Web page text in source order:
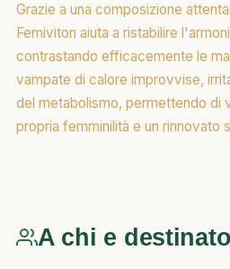
Grazie a una composizione
Femiviton aiuta a ristabilire
contrastando efficacemente le
vampate di calore improvvise,
del metabolismo, permettendo di
propria femminilità e un rinnovato
A chi e destinato